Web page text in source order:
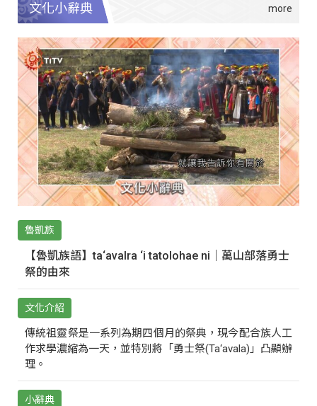
文化小辭典
魯凱族
【魯凱族語】ta‘avalra ‘i tatolohae ni｜萬山部落勇士
祭的由來
文化介紹
傳統祖靈祭是一系列為期四個月的祭典，現今配合族人工
作求學濃縮為一天，並特別將「勇士祭(Ta‘avala)」凸顯辦
理。
小辭典